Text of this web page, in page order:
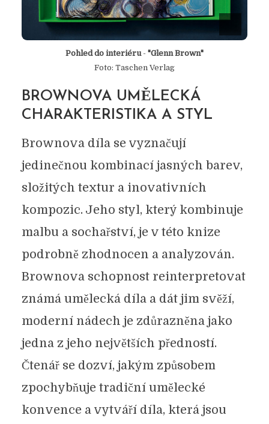
Pohled do interiéru- "Glenn Brown"
Foto: Taschen Verlag
BROWNOVA UMĚLECKÁ
CHARAKTERISTIKA A STYL
Brownova díla se vyznačují
jedinečnou kombinací jasných barev,
složitých textur a inovativních
kompozic. Jeho styl, který kombinuje
malbu a sochařství, je v této knize
podrobně zhodnocen a analyzován.
Brownova schopnost reinterpretovat
známá umělecká díla a dát jim svěží,
moderní nádech je zdůrazněna jako
jedna z jeho největších předností.
Čtenář se dozví, jakým způsobem
zpochybňuje tradiční umělecké
konvence a vytváří díla, která jsou